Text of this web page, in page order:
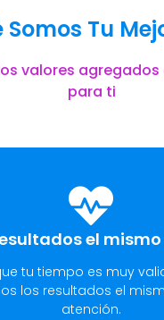
Somos Tu
valores
para ti
el
tu tiempo es muy
los resultados el
atención.